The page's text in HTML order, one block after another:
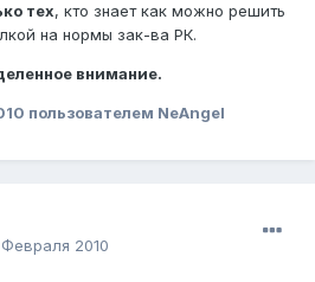
тех, кто знает как можно решить
на нормы зак-ва РК.
внимание.
пользователем NeAngel
Февраля 2010